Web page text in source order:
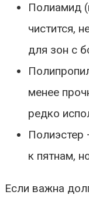
Полиамид
чистится,
для зон с
менее
редко
Полиэстер
к пятнам,
Если важна